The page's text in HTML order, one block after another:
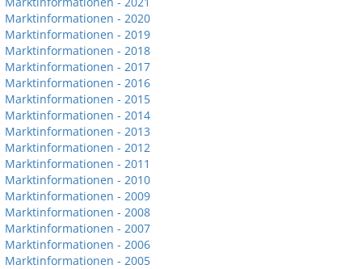
Marktinformationen - 2020
Marktinformationen - 2019
Marktinformationen - 2018
Marktinformationen - 2017
Marktinformationen - 2016
Marktinformationen - 2015
Marktinformationen - 2014
Marktinformationen - 2013
Marktinformationen - 2012
Marktinformationen - 2011
Marktinformationen - 2010
Marktinformationen - 2009
Marktinformationen - 2008
Marktinformationen - 2007
Marktinformationen - 2006
Marktinformationen - 2005